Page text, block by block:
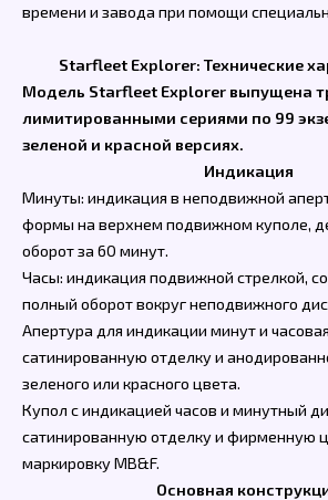
времени и завода при помощи
Starfleet Explorer: Технические
Модель Starfleet Explorer выпущена
лимитированными сериями по 99
зеленой и красной версиях.
Индикация
Минуты: индикация в неподвижной
формы на верхнем подвижном куполе,
оборот за 60 минут.
Часы: индикация подвижной стрелкой,
полный оборот вокруг неподвижного
Апертура для индикации минут и
сатинированную отделку и
зеленого или красного цвета.
Купол с индикацией часов и минутный
сатинированную отделку и фирменную
маркировку MB&F.
Основная